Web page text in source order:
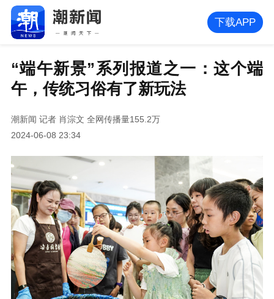
下载APP
“端午新景”系列报道之一：这个端
午，传统习俗有了新玩法
潮新闻 记者 肖淙文 全网传播量155.2万
2024-06-08 23:34